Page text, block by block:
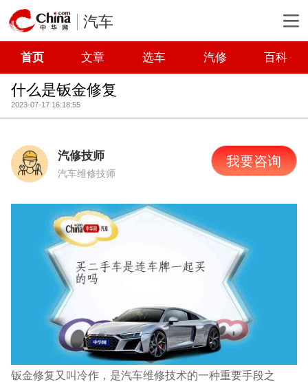
汽车
首页 文章 选车 汽修 百科
什么是钣金修复
2023-07-17 16:18:55
汽修技师
汽车维修技师
我要咨询
钣金修复又叫冷作，是汽车维修技术的一种重要手段之